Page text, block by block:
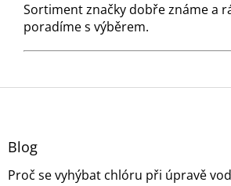
Sortiment značky dobře známe a
poradíme s výběrem.
Z
Blog
Proč se vyhýbat chlóru při úpravě